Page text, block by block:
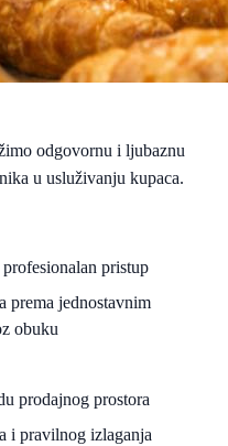
odgovornu i ljubaznu
u usluživanju kupaca.
pristup
prema jednostavnim
obuku
prodajnog prostora
i pravilnog izlaganja